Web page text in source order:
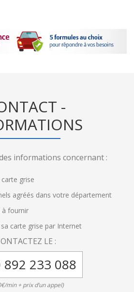
-
informations concernant :
grise
agréés dans votre département
à fournir
carte grise par Internet
LE :
892 233 088
min + prix d’un appel)